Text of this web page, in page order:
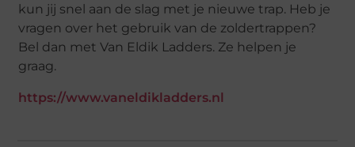
kun jij snel aan de slag met je nieuwe trap. Heb je
vragen over het gebruik van de zoldertrappen?
Bel dan met Van Eldik Ladders. Ze helpen je
graag.
https://www.vaneldikladders.nl